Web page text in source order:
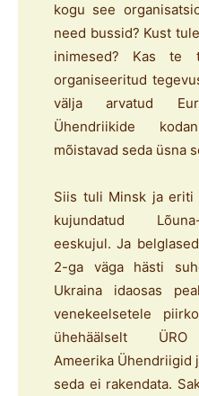
kogu see
need bussid? Kust
inimesed? Kas te
organiseeritud
välja arvatud
Ühendriikide
mõistavad seda üsna
Siis tuli Minsk ja eriti
kujundatud
eeskujul. Ja
2-ga väga hästi
Ukraina idaosas
venekeelsetele
ühehäälselt ÜRO
Ameerika Ühendriigid
seda ei rakendata.